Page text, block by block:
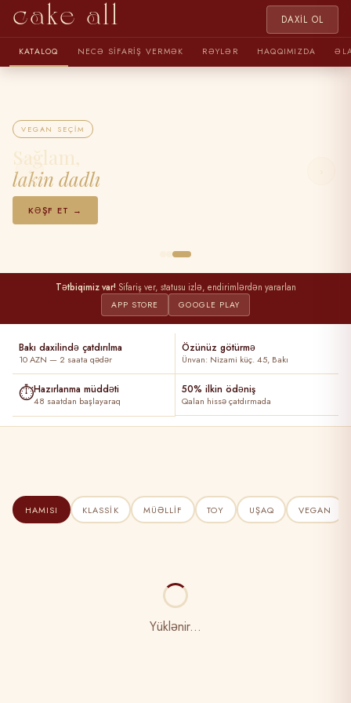
cake all DAXIL OL
KATALOQ NECƏ SIFARIŞ VERMƏK RƏYLƏR HAQQIMIZDA
VEGAN SEÇIM
Sağlam,
lakin dadlı
KƏŞF ET →
‹ ›
Tətbiqimiz var! Sifariş ver, statusu izlə, endirimlərdən yararlan
APP STORE GOOGLE PLAY
Bakı daxilində çatdırılma
10 AZN — 2 saata qədər
Özünüz götürmə
Ünvan: Nizami küç. 45, Bakı
⏱Hazırlanma müddəti
48 saatdan başlayaraq
50% ilkin ödəniş
Qalan hissə çatdırmada
HAMISI KLASSIK MÜƏLLIF TOY UŞAQ VEGAN
Yüklənir...